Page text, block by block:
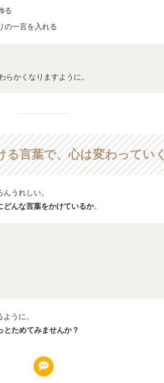
る
の一言を入れる
かくなりますように。
る言葉で、心は変わっていく
うれしい。
どんな言葉をかけているか。
うに。
とためてみませんか？